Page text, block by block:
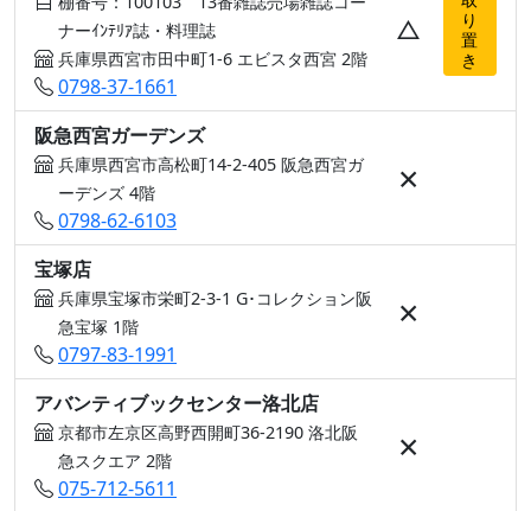
ナーｲﾝﾃﾘｱ誌・料理誌
兵庫県西宮市田中町1-6 エビスタ西宮 2階
0798-37-1661
△
り
置
き
阪急西宮ガーデンズ
兵庫県西宮市高松町14-2-405 阪急西宮ガ
ーデンズ 4階
0798-62-6103
×
宝塚店
兵庫県宝塚市栄町2-3-1 G･コレクション阪
急宝塚 1階
0797-83-1991
×
アバンティブックセンター洛北店
京都市左京区高野西開町36-2190 洛北阪
急スクエア 2階
075-712-5611
×